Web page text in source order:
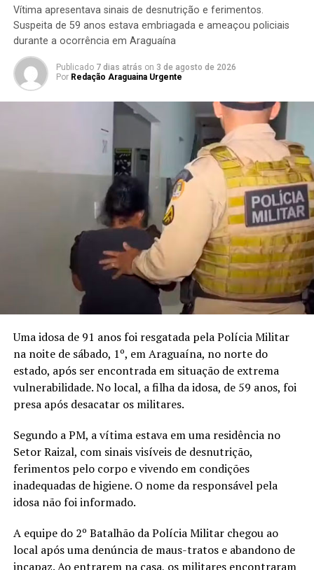
Vítima apresentava sinais de desnutrição e ferimentos.
Suspeita de 59 anos estava embriagada e ameaçou policiais
durante a ocorrência em Araguaína
Publicado 7 dias atrás on 3 de agosto de 2026
Por Redação Araguaina Urgente
Uma idosa de 91 anos foi resgatada pela Polícia Militar
na noite de sábado, 1º, em Araguaína, no norte do
estado, após ser encontrada em situação de extrema
vulnerabilidade. No local, a filha da idosa, de 59 anos, foi
presa após desacatar os militares.
Segundo a PM, a vítima estava em uma residência no
Setor Raizal, com sinais visíveis de desnutrição,
ferimentos pelo corpo e vivendo em condições
inadequadas de higiene. O nome da responsável pela
idosa não foi informado.
A equipe do 2º Batalhão da Polícia Militar chegou ao
local após uma denúncia de maus-tratos e abandono de
incapaz. Ao entrarem na casa, os militares encontraram